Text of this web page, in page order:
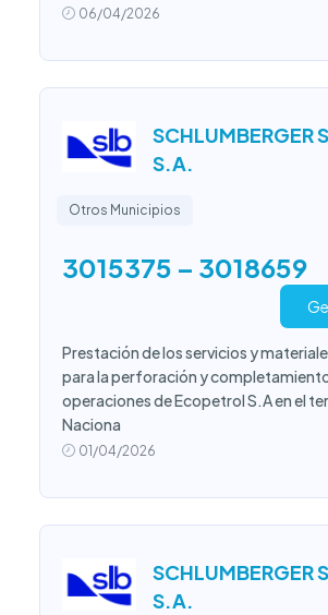
06/04/2026
SCHLUMBERGER
S.A.
Otros Municipios
3015375 – 3018659
Prestación de los servicios y
para la perforación y
operaciones de Ecopetrol S.A en el
Naciona
01/04/2026
SCHLUMBERGER
S.A.